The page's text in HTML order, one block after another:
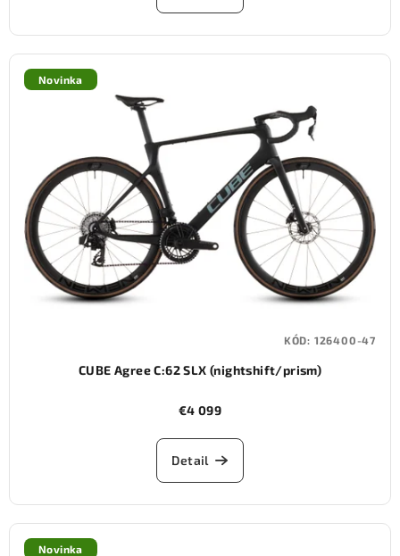
Novinka
CUBE Agree C:62 SLX (nightshift/prism)
€4 099
Detail
KÓD: 126400-47
Novinka